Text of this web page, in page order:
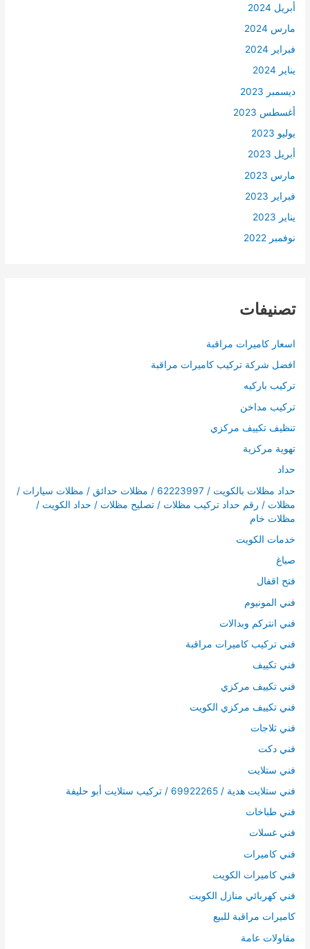
أبريل 2024
مارس 2024
فبراير 2024
يناير 2024
ديسمبر 2023
أغسطس 2023
يوليو 2023
أبريل 2023
مارس 2023
فبراير 2023
يناير 2023
نوفمبر 2022
تصنيفات
اسعار كاميرات مراقبة
افضل شركة تركيب كاميرات مراقبة
تركيب باركيه
تركيب مداخن
تنظيف تكييف مركزي
تهوية مركزية
حداد
حداد مظلات بالكويت / 62223997 / مظلات حدائق / مظلات سيارات /
مظلات / رقم حداد تركيب مظلات / تصليح مظلات / حداد الكويت /
مظلات خام
خدمات الكويت
صباغ
فتح اقفال
فني المونيوم
فني انتركم وبدالات
فني تركيب كاميرات مراقبة
فني تكييف
فني تكييف مركزي
فني تكييف مركزي الكويت
فني ثلاجات
فني دكت
فني ستلايت
فني ستلايت هدية / 69922265 / تركيب ستلايت أبو حليفة
فني طباخات
فني غسلات
فني كاميرات
فني كاميرات الكويت
فني كهربائي منازل الكويت
كاميرات مراقبة للبيع
مقاولات عامة